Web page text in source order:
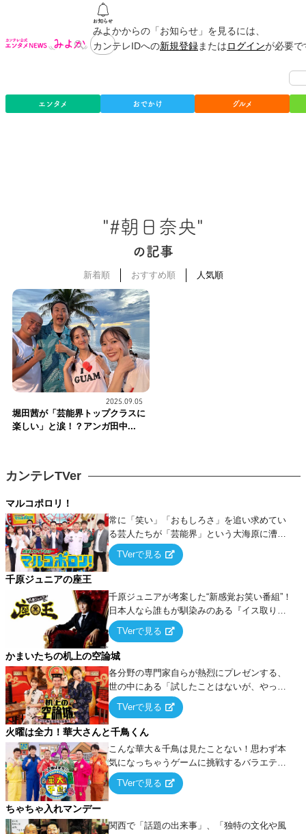
みよかからの「お知らせ」を見るには、
カンテレIDへの新規登録またはログインが必要
エンタメ おでかけ グルメ
"#朝日奈央"
の記事
新着順 おすすめ順 人気順
2025.09.05
堀田茜が「芸能界トップクラスに
楽しい」と涙！？アンガ田中...
カンテレTVer
マルコポロリ！
常に「笑い」「おもしろさ」を追い求めてい
る芸人たちが「芸能界」という大海原に漕ぎ
出でて、新たなオモシロ人間を発掘する！
TVerで見る
千原ジュニアの座王
千原ジュニアが考案した“新感覚お笑い番組”！
日本人なら誰もが馴染みのある『イス取りゲ
ーム』をベースに、大喜利・ギャグ・モノボ
ケ・歌…など様々なお題で芸人がショートネ
タを競い合う！
TVerで見る
かまいたちの机上の空論城
各分野の専門家自らが熱烈にプレゼンする、
世の中にある「試したことはないが、やって
みたらこうなる！…ハズ」という“机上の空
論”に若手芸人らがカラダを張って挑む！
TVerで見る
火曜は全力！華大さんと千鳥くん
こんな華大＆千鳥は見たことない！思わず本
気になっちゃうゲームに挑戦するバラエティ
ー！
TVerで見る
ちゃちゃ入れマンデー
関西で「話題の出来事」、「独特の文化や風